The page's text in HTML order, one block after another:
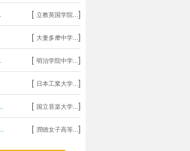
[ 立教英国学院... ]
[ 大妻多摩中学... ]
[ 明治学院中学... ]
[ 日本工業大学... ]
[ 国立音楽大学... ]
[ 潤徳女子高等... ]